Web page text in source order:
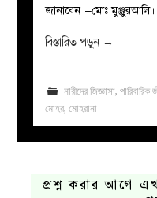
জানাবেন।–মোঃ মুঞ্জুরআলি।
বিস্তারিত পড়ুন →
নারীদের জিজ্ঞাসা, পারিবারিক
মোহর,মোহরানা
প্রশ্ন করার আগে